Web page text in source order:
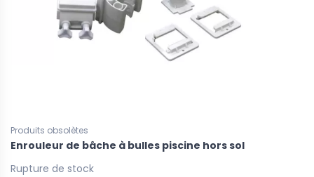
Produits obsolètes
Enrouleur de bâche à bulles piscine hors sol
Rupture de stock